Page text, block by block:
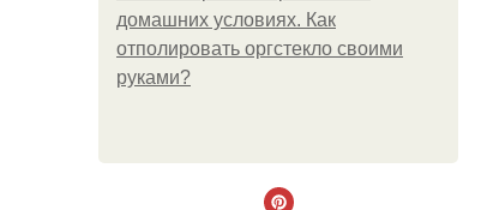
домашних условиях. Как
отполировать оргстекло своими
руками?